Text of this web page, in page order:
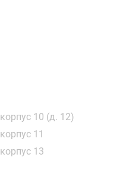
корпус 10 (д. 12)
корпус 11
корпус 13